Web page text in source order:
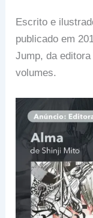
Escrito e
publicado em
Jump, da
volumes.